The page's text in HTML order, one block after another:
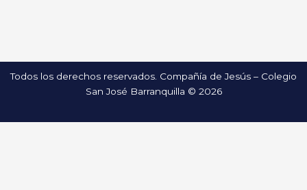
Todos los derechos reservados. Compañía de Jesús – Colegio
San José Barranquilla © 2026